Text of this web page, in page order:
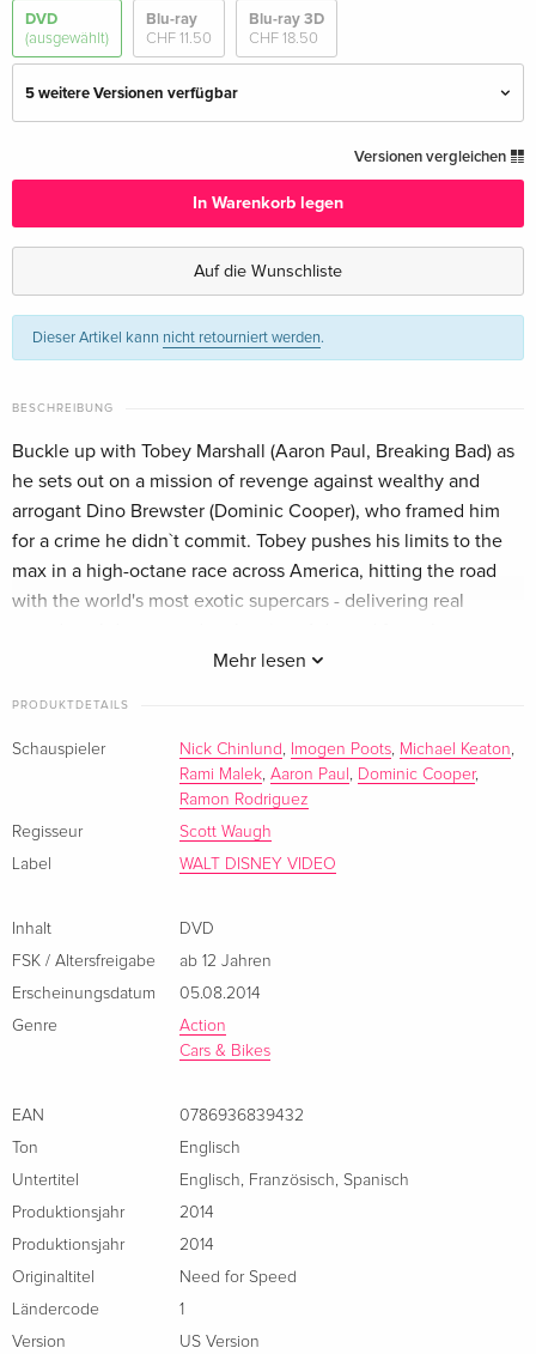
DVD
(ausgewählt)
Blu-ray
CHF 11.50
Blu-ray 3D
CHF 18.50
5 weitere Versionen verfügbar
CHF 11.50
Standard Edition — (ausgewählt)
Englisch · US Version
CHF 19.50
Standard Edition
Steelbook, Blu-ray 3D (+2D) + DVD
Französisch
vergriffen
Standard Edition
CHF 16.50
Versionen vergleichen
In Warenkorb legen
Auf die Wunschliste
Dieser Artikel kann nicht retourniert werden.
BESCHREIBUNG
Mehr lesen
Buckle up with Tobey Marshall (Aaron Paul, Breaking Bad) as
he sets out on a mission of revenge against wealthy and
arrogant Dino Brewster (Dominic Cooper), who framed him
for a crime he didn`t commit. Tobey pushes his limits to the
max in a high-octane race across America, hitting the road
with the world's most exotic supercars - delivering real
selling video game franchise - and complete with never-
Anderssprachige Beschreibung anzeigen
PRODUKTDETAILS
Schauspieler Nick Chinlund , Imogen Poots, Michael Keaton,
Rami Malek, Aaron Paul , Dominic Cooper,
Ramon Rodriguez
Regisseur
Scott Waugh
Label
WALT DISNEY VIDEO
Inhalt
DVD
FSK / Altersfreigabe
ab 12 Jahren
Erscheinungsdatum
05.08.2014
Genre
Action
Cars & Bikes
EAN
0786936839432
Ton
Englisch
Untertitel
Englisch, Französisch, Spanisch
Produktionsjahr
2014
Produktionsjahr
2014
Originaltitel
Need for Speed
Ländercode
1
Version
US Version